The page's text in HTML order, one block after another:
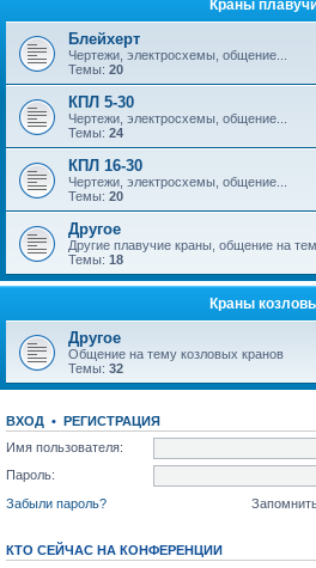
Краны
Блейхерт
Чертежи, электросхемы, общение...
Темы: 20
КПЛ 5-30
Чертежи, электросхемы, общение...
Темы: 24
КПЛ 16-30
Чертежи, электросхемы, общение...
Темы: 20
Другое
Другие плавучие краны, общение на
Темы: 18
Краны
Другое
Общение на тему козловых кранов
Темы: 32
ВХОД • РЕГИСТРАЦИЯ
Имя пользователя:
Пароль:
Забыли пароль?
КТО СЕЙЧАС НА КОНФЕРЕНЦИИ